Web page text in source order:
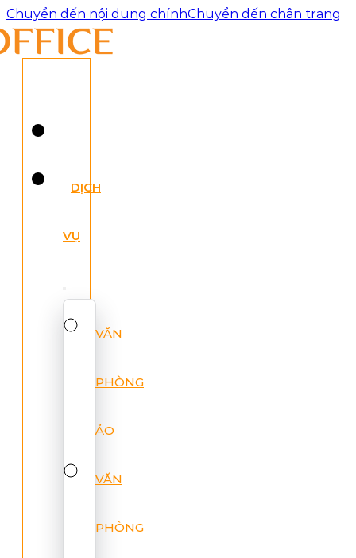
Chuyển đến nội dung chínhChuyển đến chân trang
DỊCH
VỤ
VĂN
PHÒNG
ẢO
VĂN
PHÒNG